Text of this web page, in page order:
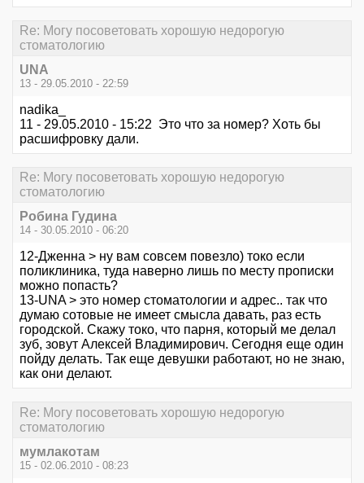
Re: Могу посоветовать хорошую недорогую
стоматологию
UNA
13 - 29.05.2010 - 22:59
nadika_
11 - 29.05.2010 - 15:22 Это что за номер? Хоть бы
расшифровку дали.
Re: Могу посоветовать хорошую недорогую
стоматологию
Робина Гудина
14 - 30.05.2010 - 06:20
12-Дженна > ну вам совсем повезло) токо если
поликлиника, туда наверно лишь по месту прописки
можно попасть?
13-UNA > это номер стоматологии и адрес.. так что
думаю сотовые не имеет смысла давать, раз есть
городской. Скажу токо, что парня, который ме делал
зуб, зовут Алексей Владимирович. Сегодня еще один
пойду делать. Так еще девушки работают, но не знаю,
как они делают.
Re: Могу посоветовать хорошую недорогую
стоматологию
мумлакотам
15 - 02.06.2010 - 08:23